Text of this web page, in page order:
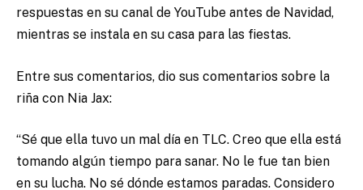
respuestas en su canal de YouTube antes de Navidad,
mientras se instala en su casa para las fiestas.
Entre sus comentarios, dio sus comentarios sobre la
riña con Nia Jax:
“Sé que ella tuvo un mal día en TLC. Creo que ella está
tomando algún tiempo para sanar. No le fue tan bien
en su lucha. No sé dónde estamos paradas. Considero